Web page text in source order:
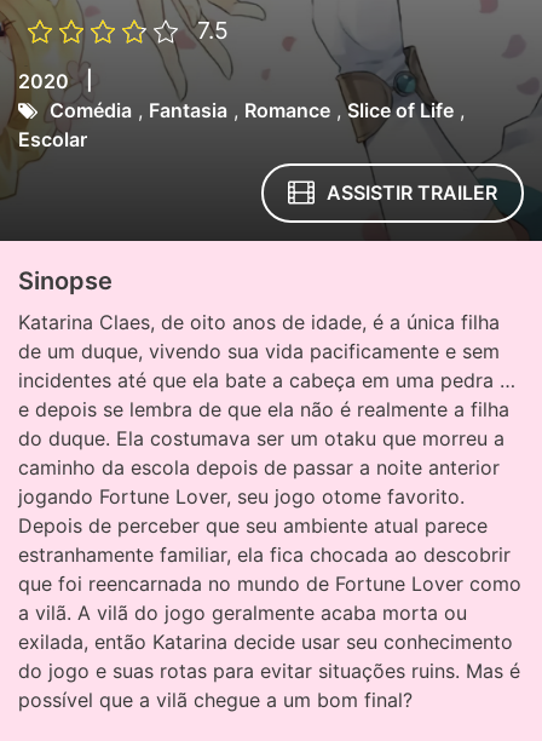
7.5
2020
Comédia , Fantasia , Romance ,Slice of Life ,
Escolar
ASSISTIR TRAILER
Sinopse
Katarina Claes, de oito anos de idade, é a única filha
de um duque, vivendo sua vida pacificamente e sem
incidentes até que ela bate a cabeça em uma pedra …
e depois se lembra de que ela não é realmente a filha
do duque. Ela costumava ser um otaku que morreu a
caminho da escola depois de passar a noite anterior
jogando Fortune Lover, seu jogo otome favorito.
Depois de perceber que seu ambiente atual parece
estranhamente familiar, ela fica chocada ao descobrir
que foi reencarnada no mundo de Fortune Lover como
a vilã. A vilã do jogo geralmente acaba morta ou
exilada, então Katarina decide usar seu conhecimento
do jogo e suas rotas para evitar situações ruins. Mas é
possível que a vilã chegue a um bom final?